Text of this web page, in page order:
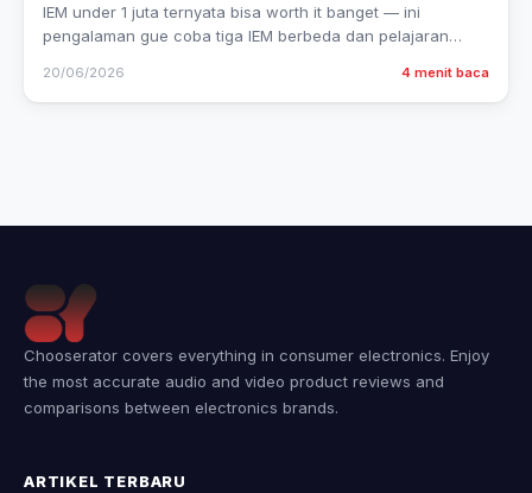
IEM under 1 juta ternyata bisa worth it banget — ini
pengalaman gue coba tiga IEM berbeda dan pelajaran
20/06/2026 4 menit baca
Chooserator covers everything in consumer electronics. Enjoy
the most accurate audio and video product reviews and
comparisons between electronics brands.
ARTIKEL TERBARU